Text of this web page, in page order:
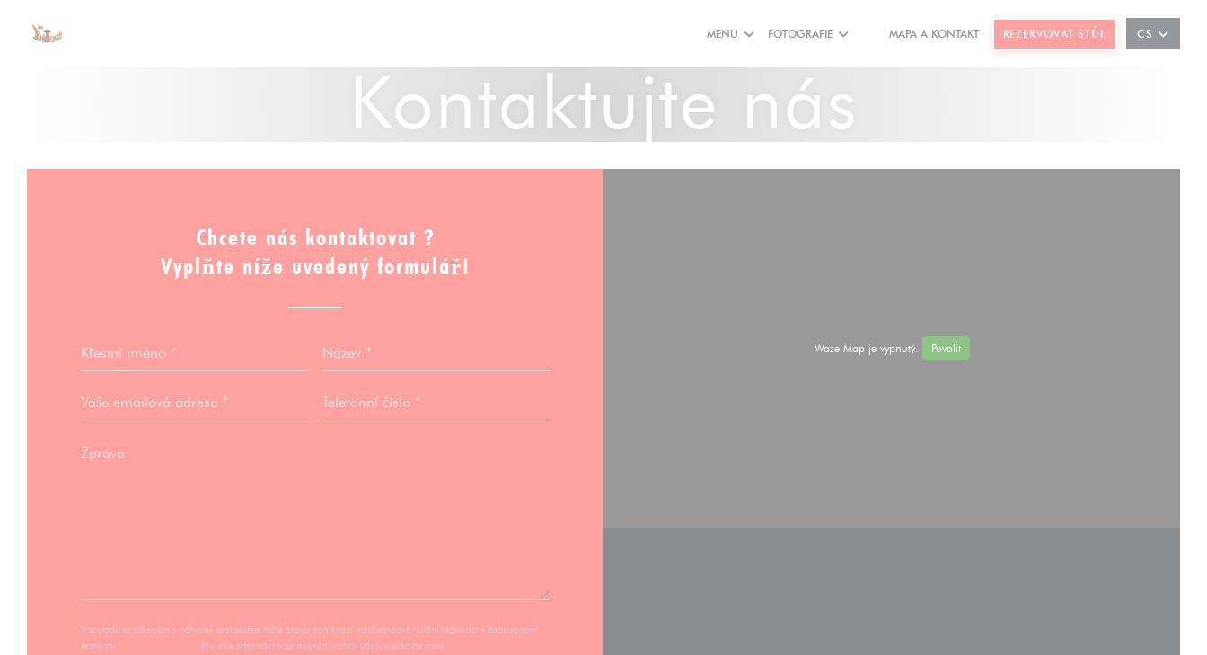
MENU FOTOGRAFIE
((OTEVŘE SE V NOVÉM OKNĚ))
((OTEVŘE SE V NOVÉM OKNĚ))
MAPA A KONTAKT REZERVOVAT STŮL CS
Kontaktujte nás
Chcete nás kontaktovat ?
Vyplňte níže uvedený formulář!
V souladu se zákonem o ochraně spotřebitele máte právo odmítnout marketingová volání registrací v Robinsonově
seznamu:
. Pro více informací o zpracování vašich údajů si přečtěte naše
Waze Map je vypnutý. Povolit